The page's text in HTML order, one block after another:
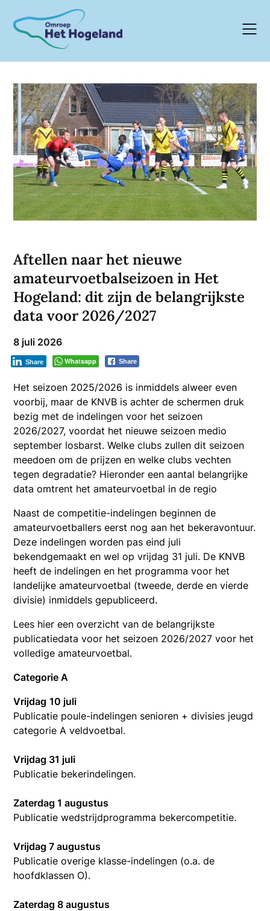
content
Aftellen naar het nieuwe
amateurvoetbalseizoen in Het
Hogeland: dit zijn de belangrijkste
data voor 2026/2027
8 juli 2026
Whatsapp Share
Share
Het seizoen 2025/2026 is inmiddels alweer even
voorbij, maar de KNVB is achter de schermen druk
bezig met de indelingen voor het seizoen
2026/2027, voordat het nieuwe seizoen medio
september losbarst. Welke clubs zullen dit seizoen
meedoen om de prijzen en welke clubs vechten
tegen degradatie? Hieronder een aantal belangrijke
data omtrent het amateurvoetbal in de regio
Naast de competitie-indelingen beginnen de
amateurvoetballers eerst nog aan het bekeravontuur.
Deze indelingen worden pas eind juli
bekendgemaakt en wel op vrijdag 31 juli. De ⁠KNVB
heeft de indelingen en het programma voor het
landelijke amateurvoetbal (tweede, derde en vierde
divisie) inmiddels gepubliceerd.
Lees hier een overzicht van de belangrijkste
publicatiedata voor het seizoen 2026/2027 voor het
volledige amateurvoetbal.
Categorie A
Vrijdag 10 juli
Publicatie poule-indelingen senioren + divisies jeugd
categorie A veldvoetbal.
Vrijdag 31 juli
Publicatie bekerindelingen.
Zaterdag 1 augustus
Publicatie wedstrijdprogramma bekercompetitie.
Vrijdag 7 augustus
Publicatie overige klasse-indelingen (o.a. de
hoofdklassen O).
Zaterdag 8 augustus